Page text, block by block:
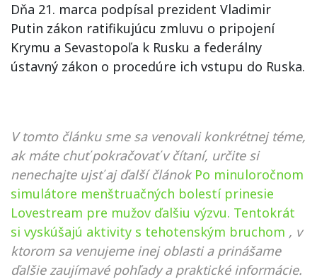
Dňa 21. marca podpísal prezident Vladimir
Putin zákon ratifikujúcu zmluvu o pripojení
Krymu a Sevastopoľa k Rusku a federálny
ústavný zákon o procedúre ich vstupu do Ruska.
V tomto článku sme sa venovali konkrétnej téme,
ak máte chuť pokračovať v čítaní, určite si
nenechajte ujsť aj ďalší článok Po minuloročnom
simulátore menštruačných bolestí prinesie
Lovestream pre mužov ďalšiu výzvu. Tentokrát
si vyskúšajú aktivity s tehotenským bruchom , v
ktorom sa venujeme inej oblasti a prinášame
ďalšie zaujímavé pohľady a praktické informácie.